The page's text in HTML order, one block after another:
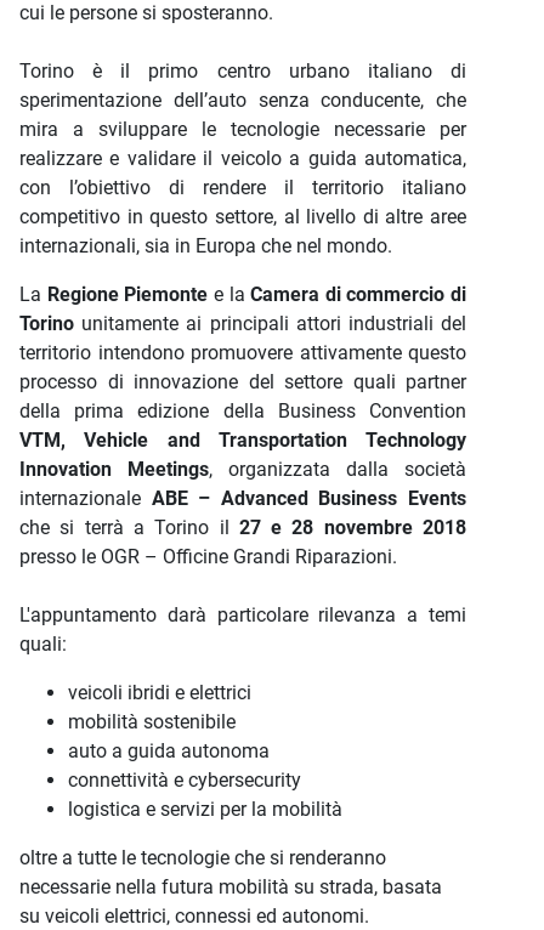
cui le persone si sposteranno.
Torino è il primo centro urbano italiano di
sperimentazione dell’auto senza conducente, che
mira a sviluppare le tecnologie necessarie per
realizzare e validare il veicolo a guida automatica,
con l’obiettivo di rendere il territorio italiano
competitivo in questo settore, al livello di altre aree
internazionali, sia in Europa che nel mondo.
La Regione Piemonte e laCamera di commercio di
Torino unitamente ai principali attori industriali del
territorio intendono promuovere attivamente questo
processo di innovazione del settore quali partner
della prima edizione della Business Convention
VTM, Vehicle and Transportation Technology
Innovation Meetings, organizzata dalla società
internazionale ABE – Advanced Business Events
che si terrà a Torino il
27 e 28 novembre 2018
presso le OGR – Officine Grandi Riparazioni.
L'appuntamento darà particolare rilevanza a temi
quali:
veicoli ibridi e elettrici
mobilità sostenibile
auto a guida autonoma
connettività e cybersecurity
logistica e servizi per la mobilità
oltre a tutte le tecnologie che si renderanno
necessarie nella futura mobilità su strada, basata
su veicoli elettrici, connessi ed autonomi.